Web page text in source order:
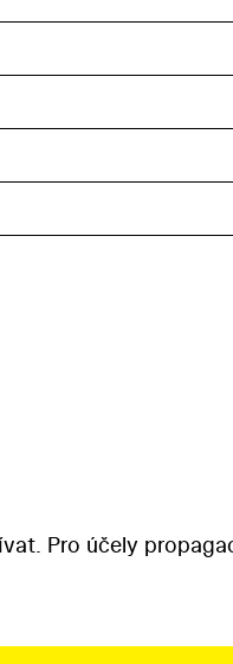
Pro účely